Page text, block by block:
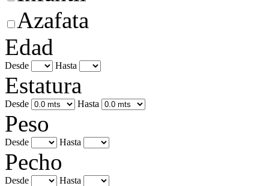
Azafata
Edad
Desde Hasta
Estatura
Desde Hasta
Peso
Desde Hasta
Pecho
Desde Hasta